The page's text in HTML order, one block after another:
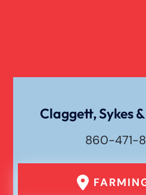
Claggett, Sykes
860-471-